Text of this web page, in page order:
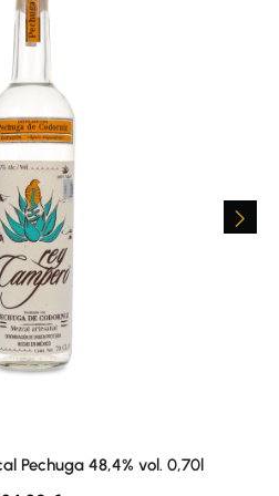
Pechuga 48,4% vol. 0,70l